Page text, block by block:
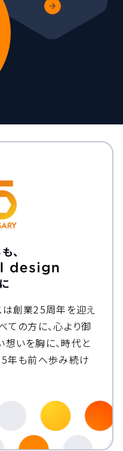
、
は創業25周年を迎え
ての方に、心より御
想いを胸に、時代と
年も前へ歩み続け